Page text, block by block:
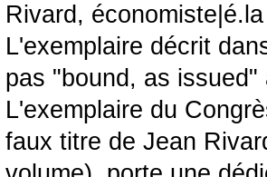
Rivard,
L'exemplaire décrit
pas "bound, as
L'exemplaire du
faux titre de Jean